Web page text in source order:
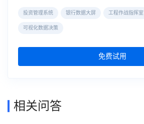
投资管理系统 银行数据大屏 工程作战指挥室
可视化数据决策
免费试用
相关问答